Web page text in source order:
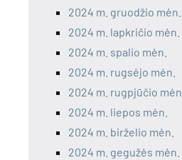
2024 m. gruodžio mėn.
2024 m. lapkričio mėn.
2024 m. spalio mėn.
2024 m. rugsėjo mėn.
2024 m. rugpjūčio mėn.
2024 m. liepos mėn.
2024 m. birželio mėn.
2024 m. gegužės mėn.